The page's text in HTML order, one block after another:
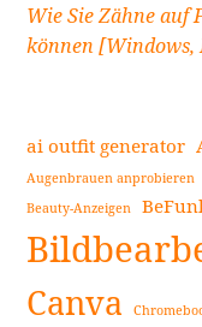
Wie Sie Zähne auf
können [Windows,
Seitenleiste
ai outfit generator
Augenbrauen anprobieren
Beauty-Anzeigen
Canva